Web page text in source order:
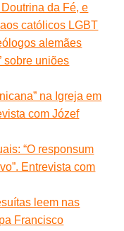
da Fé, e
católicos LGBT
alemães
sobre uniões
na Igreja em
com Józef
“O responsum
Entrevista com
leem nas
Francisco